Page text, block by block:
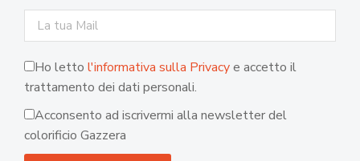
Ho letto l'informativa sulla Privacye accetto il
trattamento dei dati personali.
Acconsento ad iscrivermi alla newsletter del
colorificio Gazzera